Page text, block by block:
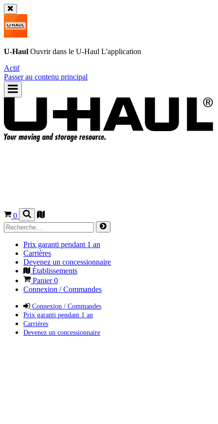
U-Haul Ouvrir dans le U-Haul L'application
Actif
Passer au contenu principal
0
Prix garanti pendant 1 an
Carrières
Devenez un concessionnaire
Établissements
Panier0
Connexion / Commandes
Connexion / Commandes
Prix garanti pendant 1 an
Carrières
Devenez un concessionnaire